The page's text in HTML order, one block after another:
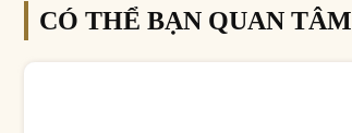
CÓ THỂ BẠN QUAN TÂM